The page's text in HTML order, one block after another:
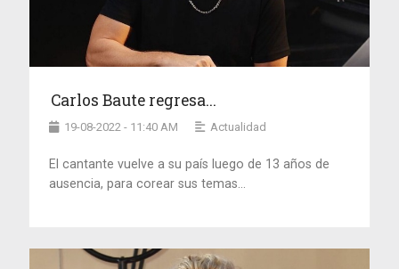
Carlos Baute regresa...
19-08-2022 - 11:40 AM Actualidad
El cantante vuelve a su país luego de 13 años de
ausencia, para corear sus temas...